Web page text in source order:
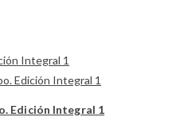
Edición Integral 1